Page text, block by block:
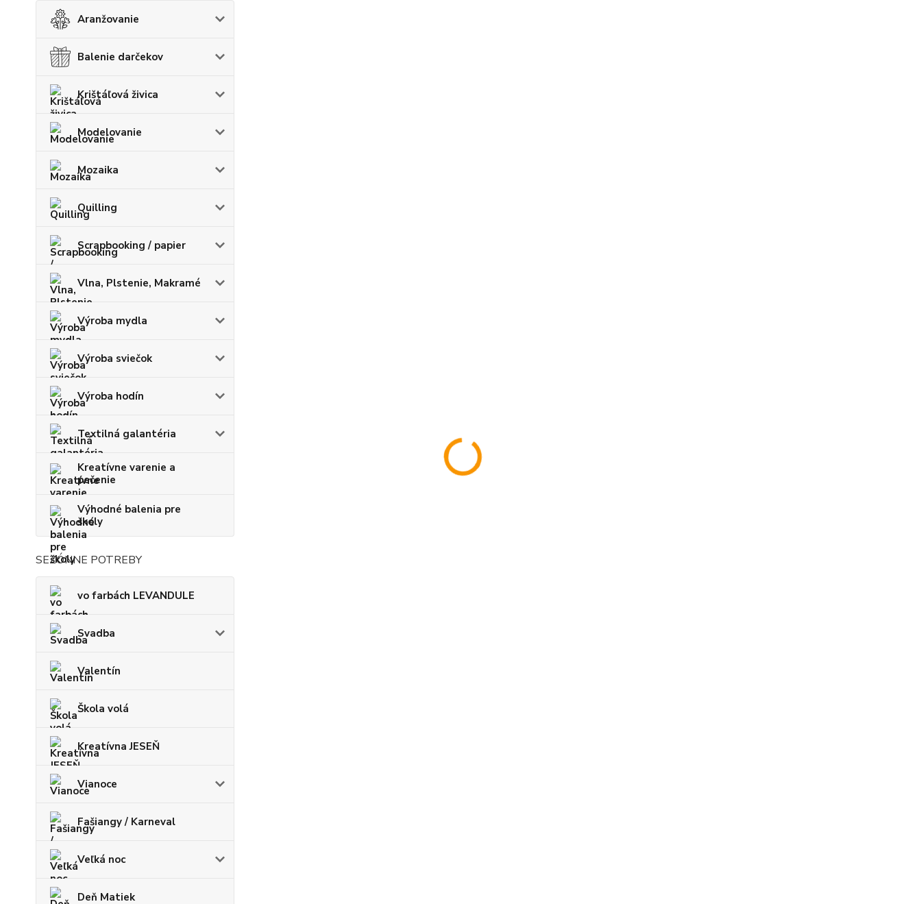
Aranžovanie
Balenie darčekov
Krištáľová živica
Modelovanie
Mozaika
Quilling
Scrapbooking / papier
Vlna, Plstenie, Makramé
Výroba mydla
Výroba sviečok
Výroba hodín
Textilná galantéria
Kreatívne varenie a
pečenie
Výhodné balenia pre
školy
SEZÓNNE POTREBY
vo farbách LEVANDULE
Svadba
Valentín
Škola volá
Kreatívna JESEŇ
Vianoce
Fašiangy / Karneval
Veľká noc
Deň Matiek